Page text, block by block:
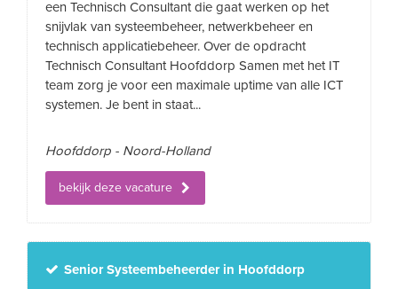
een Technisch Consultant die gaat werken op het
snijvlak van systeembeheer, netwerkbeheer en
technisch applicatiebeheer. Over de opdracht
Technisch Consultant Hoofddorp Samen met het IT
team zorg je voor een maximale uptime van alle ICT
systemen. Je bent in staat...
Hoofddorp - Noord-Holland
bekijk deze vacature
Senior Systeembeheerder in Hoofddorp